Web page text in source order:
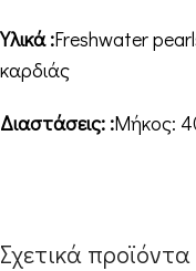
Υλικά :Freshwater
καρδιάς
Διαστάσεις: :Μήκος:
Σχετικά προϊόντα